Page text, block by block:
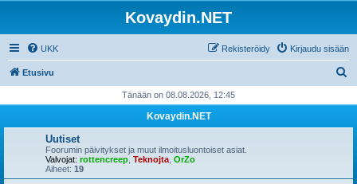
Kovaydin.NET
UKK Kirjaudu sisään
Rekisteröidy
Etusivu
i
Tänään on 08.08.2026, 12:45
Kovaydin.NET
Uutiset
Foorumin päivitykset ja muut ilmoitusluontoiset asiat.
Valvojat: rottencreep Teknojta OrZo
Aiheet: 19